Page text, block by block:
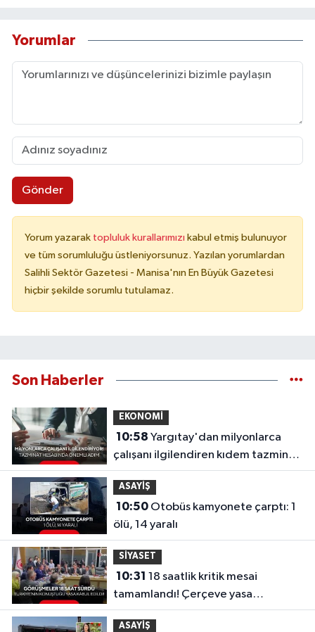
Yorumlar
Gönder
Yorum yazarak topluluk kurallarımızı kabul etmiş bulunuyor
ve tüm sorumluluğu üstleniyorsunuz. Yazılan yorumlardan
Salihli Sektör Gazetesi - Manisa'nın En Büyük Gazetesi
hiçbir şekilde sorumlu tutulamaz.
Son Haberler
EKONOMİ
10:58
çalışanı ilgilendiren kıdem tazminatı
kararı
ASAYİŞ
10:50Otobüs kamyonete çarptı: 1
ölü, 14 yaralı
SİYASET
10:31
tamamlandı! Çerçeve yasa
komisyondan geçti
ASAYİŞ